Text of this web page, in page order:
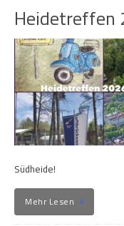
Heidetreffen
Südheide!
Mehr Lesen